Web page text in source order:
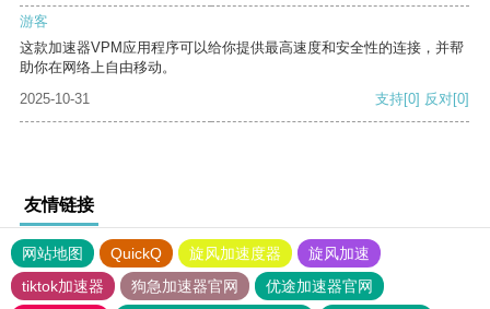
游客
这款加速器VPM应用程序可以给你提供最高速度和安全性的连接，并帮
助你在网络上自由移动。
2025-10-31
支持[0] 反对[0]
友情链接
网站地图 QuickQ 旋风加速度器
旋风加速
tiktok加速器
狗急加速器官网
优途加速器官网